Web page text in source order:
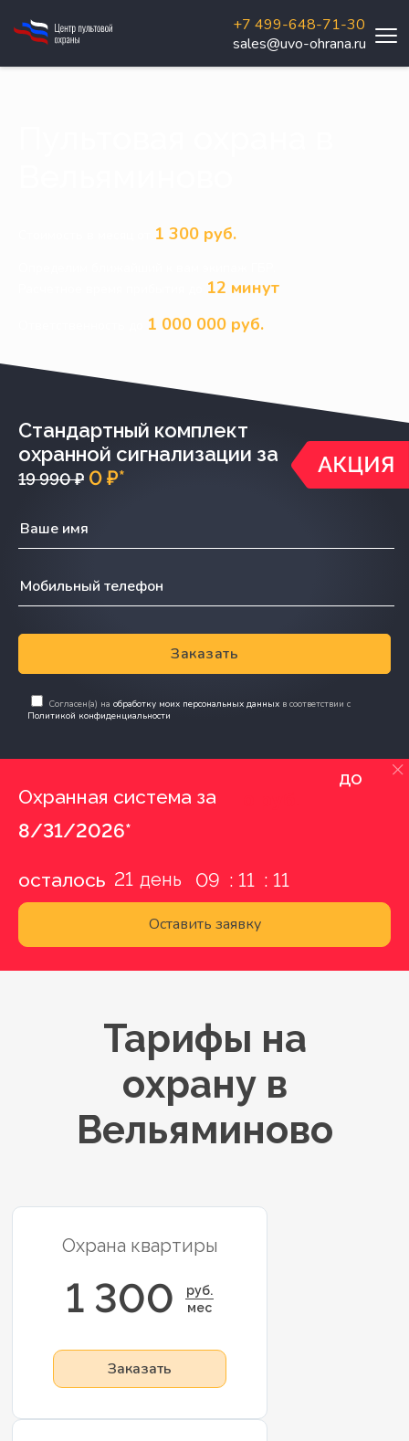
+7 499-648-71-30
sales@uvo-ohrana.ru
1 300 руб.
12 минут
1 000 000 руб.
Стандартный комплект
охранной сигнализации за
19 990 ₽ 0 ₽*
Заказать
Согласен(а) на обработку моих персональных данных в соответствии с
Политикой конфиденциальности
Охранная система за
до
8/31/2026*
осталось 21 09 11 10
Оставить заявку
Тарифы на
охрану в
Вельяминово
Охрана квартиры
1 300
руб.
мес
Заказать